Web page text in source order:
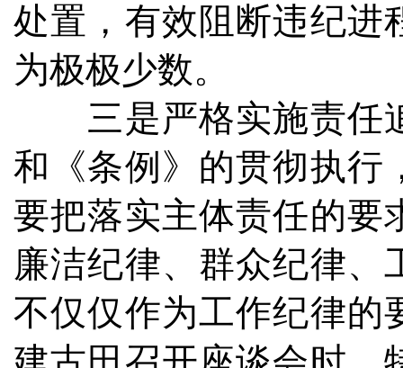
处置，有效阻断违纪进
为极极少数。
三是严格实施责任
和《条例》的贯彻执行
要把落实主体责任的要
廉洁纪律、群众纪律、
不仅仅作为工作纪律的